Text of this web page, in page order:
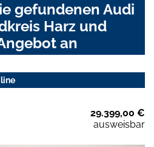
gefundenen Audi
Harz und
an
29.399,00 €
ausweisbar